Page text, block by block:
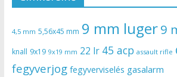
4,5 mm 5,56x45 mm 9 mm luger9
knall 9x19 9x19 mm 22 lr 45 acp assault rifle
fegyverjog fegyverviselés gasalarm